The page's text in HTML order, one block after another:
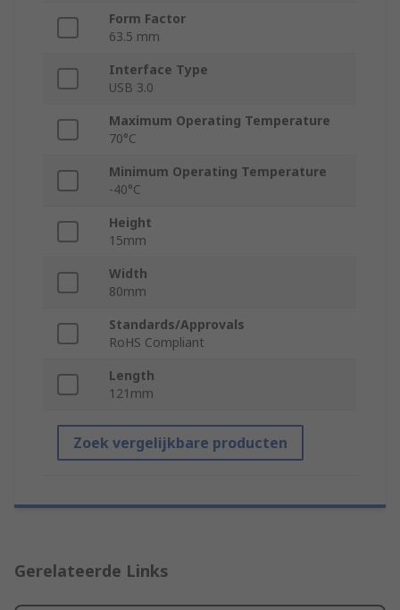
Form Factor
63.5 mm
Interface Type
USB 3.0
Maximum Operating Temperature
70°C
Minimum Operating Temperature
-40°C
Height
15mm
Width
80mm
Standards/Approvals
RoHS Compliant
Length
121mm
Zoek vergelijkbare producten
Gerelateerde Links